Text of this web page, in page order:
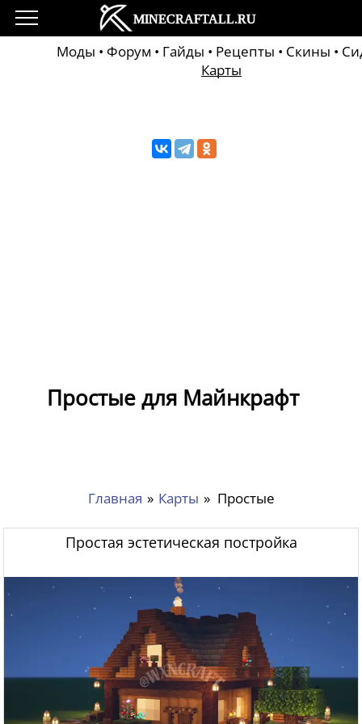
Моды • Форум • Гайды • Рецепты • Скины •
Карты
Простые для Майнкрафт
Главная » Карты » Простые
Простая эстетическая постройка